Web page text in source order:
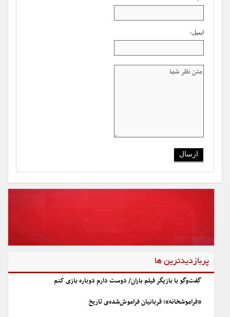
ایمیل:
پربازدیدترین ها
گفت‌وگو با بازیگر فیلم باران/ دوست دارم دوباره بازی کنم
«فراموشخانه»؛ قربانیان فراموش‌شده‌ی تاریخ